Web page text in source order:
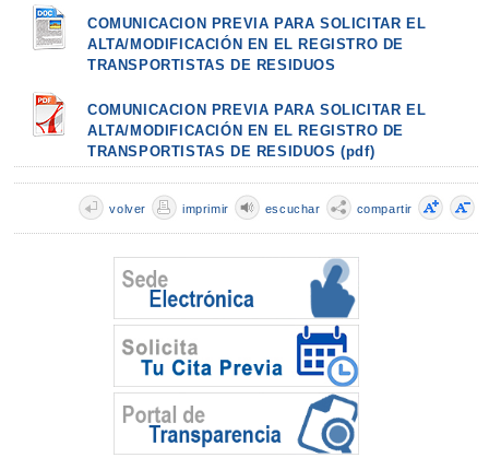
COMUNICACION PREVIA PARA SOLICITAR EL
ALTA/MODIFICACIÓN EN EL REGISTRO DE
TRANSPORTISTAS DE RESIDUOS
COMUNICACION PREVIA PARA SOLICITAR EL
ALTA/MODIFICACIÓN EN EL REGISTRO DE
TRANSPORTISTAS DE RESIDUOS (pdf)
compartir
escuchar
imprimir
volver